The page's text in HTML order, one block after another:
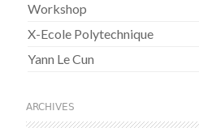
Workshop
X-Ecole Polytechnique
Yann Le Cun
ARCHIVES